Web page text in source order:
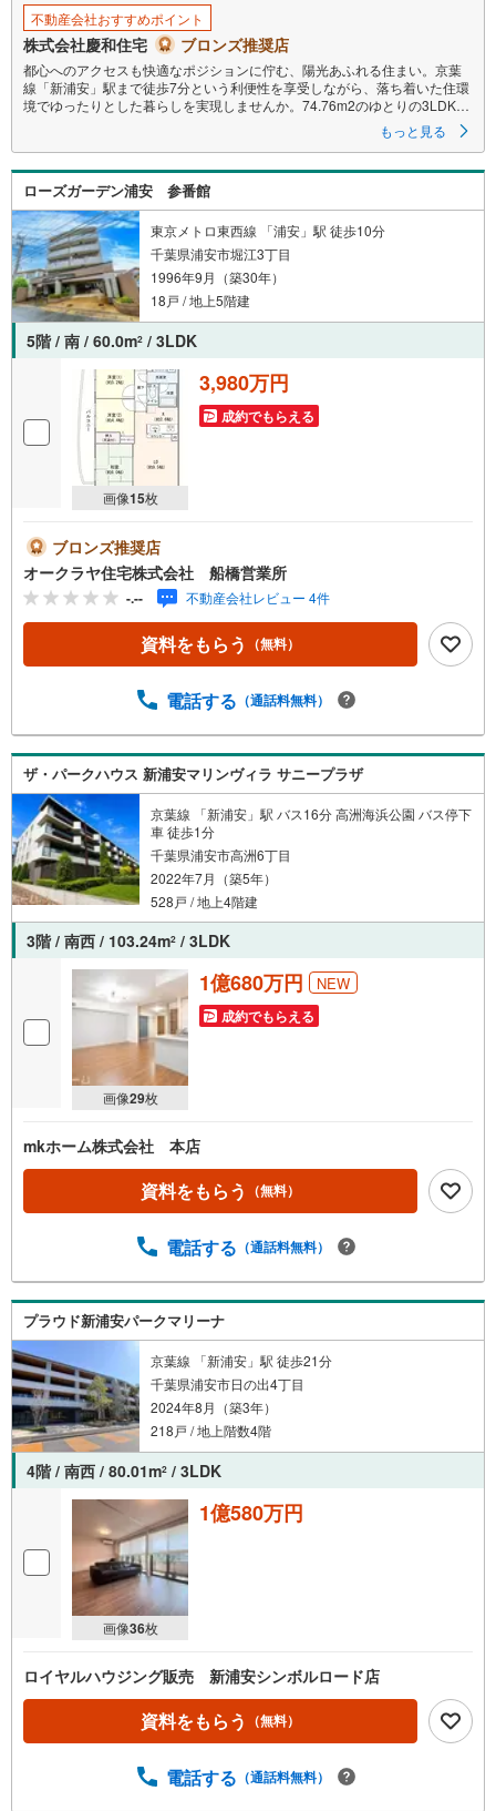
不動産会社おすすめポイント
株式会社慶和住宅 ブロンズ推奨店
都心へのアクセスも快適なポジションに佇む、陽光あふれる住まい。京葉
線「新浦安」駅まで徒歩7分という利便性を享受しながら、落ち着いた住環
境でゆったりとした暮らしを実現しませんか。74.76m2のゆとりの3LDK
は、ご家族の成長に合わせて変化するライフスタイルにも柔軟に対応。明
るい日差しが心地よく差し込むリビングで、笑顔あふれる毎日をお過ごし
ください。即入居可能で、新しい生活をすぐに始められます。
▼ご予約頂くとご見学がスムーズです！
【営業時間9:00～20:00（火9:00～18:00）】
上記時間はお電話が繋がりやすくなっております。
人気の物件はお問合せが集中する為、お電話を頂くとスムーズにご案内出
来ます！
【慶和住宅について】
市川、船橋、松戸を中心に不動産・住宅情報［一戸建て（新築・中古）・
土地・マンション・事業用］を多数取り扱っています！
●経験豊富なスタッフが対応させて頂きます！
●キッズスペース完備！お子様連れのお客様も安心してご来店下さい！
●JR総武線「市川」駅より徒歩3分です！
もっと見る
ローズガーデン浦安 参番館
東京メトロ東西線 「浦安」駅 徒歩10分
千葉県浦安市堀江3丁目
1996年9月（築30年）
18戸 / 地上5階建
5階 / 南 / 60.0m2 / 3LDK
画像15枚
3,980万円
成約でもらえる
ブロンズ推奨店
オークラヤ住宅株式会社 船橋営業所
-.-- 不動産会社レビュー 4件
資料をもらう （無料）
電話する （通話料無料）
ザ・パークハウス 新浦安マリンヴィラ サニープラザ
京葉線 「新浦安」駅 バス16分 高洲海浜公園 バス停下
車 徒歩1分
千葉県浦安市高洲6丁目
2022年7月（築5年）
528戸 / 地上4階建
3階 / 南西 / 103.24m2 / 3LDK
画像29枚
1億680万円 NEW
成約でもらえる
mkホーム株式会社 本店
資料をもらう （無料）
電話する （通話料無料）
プラウド新浦安パークマリーナ
京葉線 「新浦安」駅 徒歩21分
千葉県浦安市日の出4丁目
2024年8月（築3年）
218戸 / 地上階数4階
4階 / 南西 / 80.01m2 / 3LDK
画像36枚
1億580万円
ロイヤルハウジング販売 新浦安シンボルロード店
資料をもらう （無料）
電話する （通話料無料）